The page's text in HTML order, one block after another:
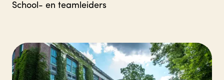
School- en teamleiders